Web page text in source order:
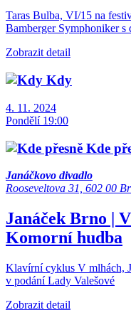
Taras Bulba, VI/15 na
Bamberger Symphoniker s
Zobrazit detail
Kdy
4. 11. 2024
Pondělí 19:00
Kde
Janáčkovo divadlo
Rooseveltova 31, 602 00
Janáček Brno |
Komorní hudba
Klavírní cyklus V mlhách,
v podání Lady Valešové
Zobrazit detail